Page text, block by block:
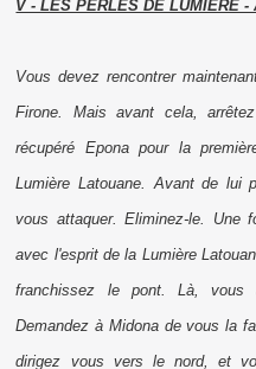
V - LES PERLES DE LUMIERE -
Vous devez rencontrer
Firone. Mais avant cela,
récupéré Epona pour la
Lumière Latouane. Avant de lui
vous attaquer. Eliminez-le. Une
avec l'esprit de la Lumière
franchissez le pont. Là, vous
Demandez à Midona de vous la
dirigez vous vers le nord, et